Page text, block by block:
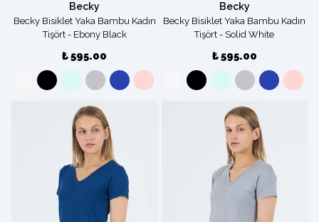
Becky
Becky Bisiklet Yaka Bambu Kadın
Tişört - Ebony Black
₺ 595.00
Becky
Becky Bisiklet Yaka Bambu Kadın
Tişört - Solid White
₺ 595.00